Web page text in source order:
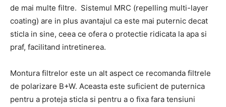
de mai multe filtre. Sistemul MRC (repelling multi-layer
coating) are in plus avantajul ca este mai puternic decat
sticla in sine, ceea ce ofera o protectie ridicata la apa si
praf, facilitand intretinerea.
Montura filtrelor este un alt aspect ce recomanda filtrele
de polarizare B+W. Aceasta este suficient de puternica
pentru a proteja sticla si pentru a o fixa fara tensiuni